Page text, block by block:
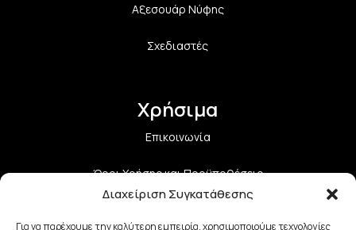
Διαχείριση Συγκατάθεσης
Για να παρέχουμε την καλύτερη εμπειρία, χρησιμοποιούμε τεχνολογίες
Αξεσουάρ Νύφης
Σχεδιαστές
Χρήσιμα
Επικοινωνία
Όροι Χρήσης και Προϋποθέσεις